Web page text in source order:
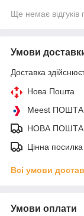
Ще немає відгуків
Умови
Доставка
Нова Пошта
Meest ПОШТА
НОВА ПОШТА
Цінна
Всі умови
Умови оплати